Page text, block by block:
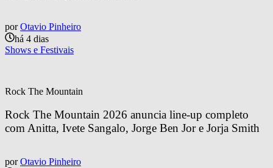
por Otavio Pinheiro
há 4 dias
Shows e Festivais
Rock The Mountain
Rock The Mountain 2026 anuncia line-up completo
com Anitta, Ivete Sangalo, Jorge Ben Jor e Jorja Smith
por Otavio Pinheiro